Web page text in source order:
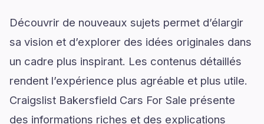
Découvrir de nouveaux sujets permet d’élargir
sa vision et d’explorer des idées originales dans
un cadre plus inspirant. Les contenus détaillés
rendent l’expérience plus agréable et plus utile.
Craigslist Bakersfield Cars For Sale présente
des informations riches et des explications